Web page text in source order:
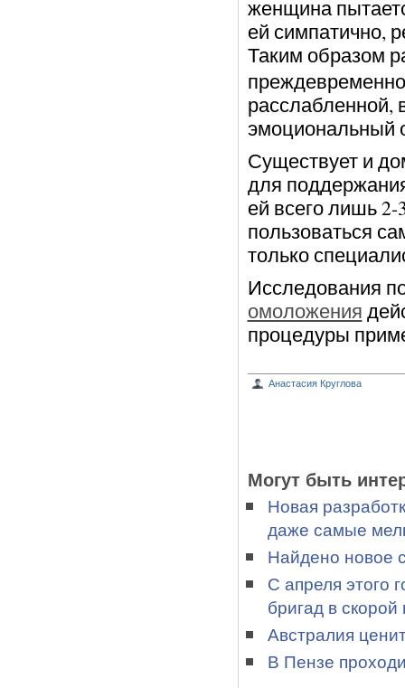
женщина
ей симпатично,
Таким образом
расслабленной,
эмоциональный
Существует и
для
ей всего лишь
пользоваться
только
Исследования
омоложения
процедуры
Анастасия Круглова
Могут быть
Новая
даже самые
Найдено новое
С апреля этого
бригад в
Австралия
В Пензе